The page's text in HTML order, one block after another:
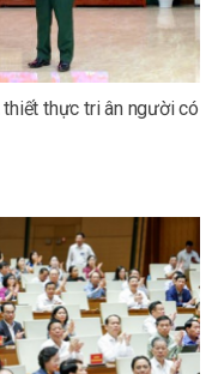
thiết thực tri ân người có